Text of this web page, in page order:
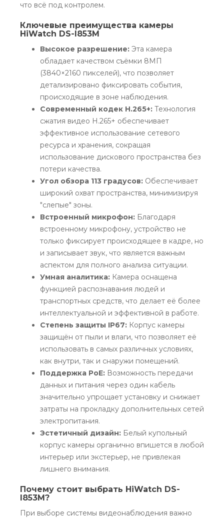
что всё под контролем.
Ключевые преимущества камеры
HiWatch DS-I853M
Высокое разрешение: Эта камера
обладает качеством съёмки 8МП
(3840×2160 пикселей), что позволяет
детализировано фиксировать события,
происходящие в зоне наблюдения.
Современный кодек H.265+: Технология
сжатия видео H.265+ обеспечивает
эффективное использование сетевого
ресурса и хранения, сокращая
использование дискового пространства без
потери качества.
Угол обзора 113 градусов: Обеспечивает
широкий охват пространства, минимизируя
"слепые" зоны.
Встроенный микрофон: Благодаря
встроенному микрофону, устройство не
только фиксирует происходящее в кадре, но
и записывает звук, что является важным
аспектом для полного анализа ситуации.
Умная аналитика: Камера оснащена
функцией распознавания людей и
транспортных средств, что делает её более
интеллектуальной и эффективной в работе.
Степень защиты IP67: Корпус камеры
защищён от пыли и влаги, что позволяет её
использовать в самых различных условиях,
как внутри, так и снаружи помещений.
Поддержка PoE: Возможность передачи
данных и питания через один кабель
значительно упрощает установку и снижает
затраты на прокладку дополнительных сетей
электропитания.
Эстетичный дизайн: Белый купольный
корпус камеры органично впишется в любой
интерьер или экстерьер, не привлекая
лишнего внимания.
Почему стоит выбрать HiWatch DS-
I853M?
При выборе системы видеонаблюдения важно